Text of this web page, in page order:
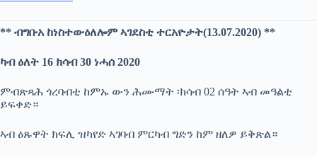
** ብግቡአ ከነስተውዕለሎም ኣገደስቲ ተርአዮታት(13.07.2020) **
ካብ ዕለት 16 ክሳብ 30 ነሓሰ 2020
ምብጽጻሕ ጎረባብቲ ከምኡ ውን ሕሙማት ፡ክሳብ 02 ሰዓት ኣብ መዓልቲ
ይፍቀድ።
ኣብ ዕጹዋት ክፍሊ ዝካየድ ኣገባብ ምርካብ ግድን ከም ዘለዎ ይቅጽል።